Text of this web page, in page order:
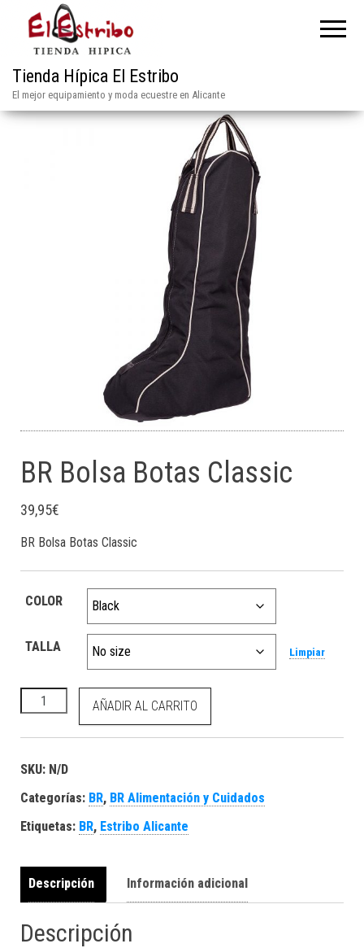
Tienda Hípica El Estribo
El mejor equipamiento y moda ecuestre en Alicante
BR Bolsa Botas Classic
39,95€
BR Bolsa Botas Classic
COLOR
TALLA Limpiar
BR Bolsa Botas Classic cantidad
AÑADIR AL CARRITO
SKU: N/D
Categorías: BR, BR Alimentación y Cuidados
Etiquetas: BR, Estribo Alicante
Descripción Información adicional
Descripción